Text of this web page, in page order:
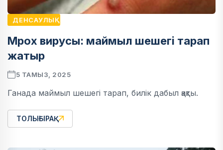
ДЕНСАУЛЫҚ
Mpox вирусы: маймыл шешегі тарап
жатыр
5 ТАМЫЗ, 2025
Ганада маймыл шешегі тарап, билік дабыл қақты.
ТОЛЫҒЫРАҚ